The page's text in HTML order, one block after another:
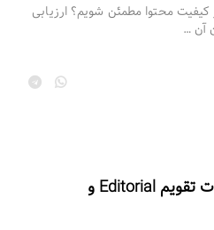
کیفیت محتوا مطمئن شویم؟ ارزیابی
آن …
تقویم محتوایی چیست؟ | تفاوت تقویم Editorial و